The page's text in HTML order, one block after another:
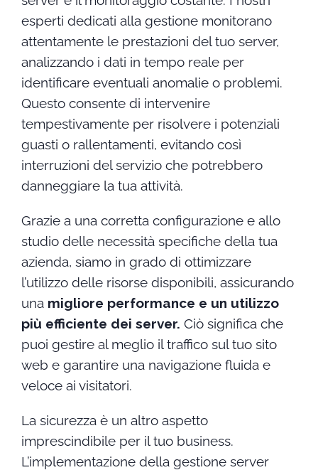
esperti dedicati alla gestione monitorano
attentamente le prestazioni del tuo server,
analizzando i dati in tempo reale per
identificare eventuali anomalie o problemi.
Questo consente di intervenire
tempestivamente per risolvere i potenziali
guasti o rallentamenti, evitando così
interruzioni del servizio che potrebbero
danneggiare la tua attività.
Grazie a una corretta configurazione e allo
studio delle necessità specifiche della tua
azienda, siamo in grado di ottimizzare
l’utilizzo delle risorse disponibili, assicurando
una migliore performance e un utilizzo
più efficiente dei server. Ciò significa che
puoi gestire al meglio il traffico sul tuo sito
web e garantire una navigazione fluida e
veloce ai visitatori.
La sicurezza è un altro aspetto
imprescindibile per il tuo business.
L’implementazione della gestione server